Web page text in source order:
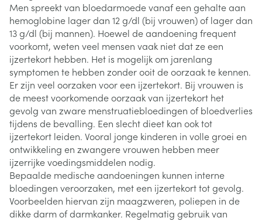
Men spreekt van bloedarmoede vanaf een gehalte aan
hemoglobine lager dan 12 g/dl (bij vrouwen) of lager dan
13 g/dl (bij mannen). Hoewel de aandoening frequent
voorkomt, weten veel mensen vaak niet dat ze een
ijzertekort hebben. Het is mogelijk om jarenlang
symptomen te hebben zonder ooit de oorzaak te kennen.
Er zijn veel oorzaken voor een ijzertekort. Bij vrouwen is
de meest voorkomende oorzaak van ijzertekort het
gevolg van zware menstruatiebloedingen of bloedverlies
tijdens de bevalling. Een slecht dieet kan ook tot
ijzertekort leiden. Vooral jonge kinderen in volle groei en
ontwikkeling en zwangere vrouwen hebben meer
ijzerrijke voedingsmiddelen nodig.
Bepaalde medische aandoeningen kunnen interne
bloedingen veroorzaken, met een ijzertekort tot gevolg.
Voorbeelden hiervan zijn maagzweren, poliepen in de
dikke darm of darmkanker. Regelmatig gebruik van